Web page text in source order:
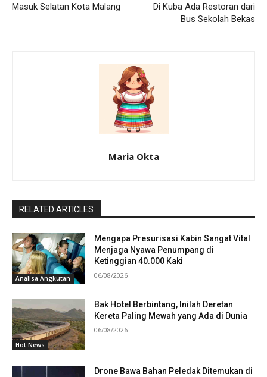
Masuk Selatan Kota Malang
Di Kuba Ada Restoran dari
Bus Sekolah Bekas
Maria Okta
RELATED ARTICLES
Analisa Angkutan
Mengapa Presurisasi Kabin Sangat Vital
Menjaga Nyawa Penumpang di
Ketinggian 40.000 Kaki
06/08/2026
Hot News
Bak Hotel Berbintang, Inilah Deretan
Kereta Paling Mewah yang Ada di Dunia
06/08/2026
Drone Bawa Bahan Peledak Ditemukan di